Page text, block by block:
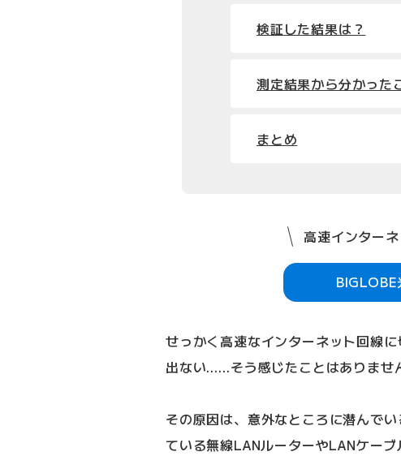
検証した結果は？
測定結果から分かった
まとめ
高速インター
せっかく高速なインターネット回線
出ない……そう感じたことはありませ
その原因は、意外なところに潜んで
ている無線LANルーターやLANケーブ